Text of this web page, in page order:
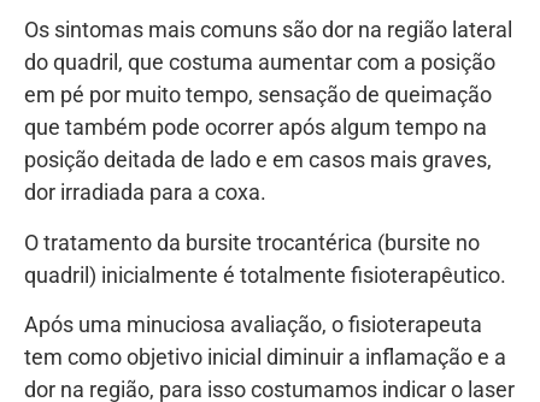
Os sintomas mais comuns são dor na região lateral
do quadril, que costuma aumentar com a posição
em pé por muito tempo, sensação de queimação
que também pode ocorrer após algum tempo na
posição deitada de lado e em casos mais graves,
dor irradiada para a coxa.
O tratamento da bursite trocantérica (bursite no
quadril) inicialmente é totalmente fisioterapêutico.
Após uma minuciosa avaliação, o fisioterapeuta
tem como objetivo inicial diminuir a inflamação e a
dor na região, para isso costumamos indicar o laser